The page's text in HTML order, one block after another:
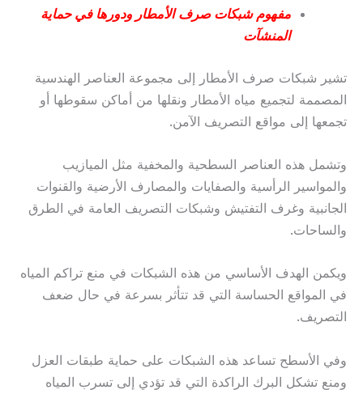
مفهوم شبكات صرف الأمطار ودورها في حماية
المنشآت
تشير شبكات صرف الأمطار إلى مجموعة العناصر الهندسية
المصممة لتجميع مياه الأمطار ونقلها من أماكن سقوطها أو
تجمعها إلى مواقع التصريف الآمن.
وتشمل هذه العناصر السطحية والمخفية مثل الميازيب
والمواسير الرأسية والصفايات والمصارف الأرضية والقنوات
الجانبية وغرف التفتيش وشبكات التصريف العامة في الطرق
والساحات.
ويكمن الهدف الأساسي من هذه الشبكات في منع تراكم المياه
في المواقع الحساسة التي قد تتأثر بسرعة في حال ضعف
التصريف.
وفي الأسطح تساعد هذه الشبكات على حماية طبقات العزل
ومنع تشكل البرك الراكدة التي قد تؤدي إلى تسرب المياه